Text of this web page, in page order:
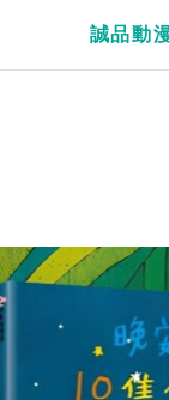
誠品動